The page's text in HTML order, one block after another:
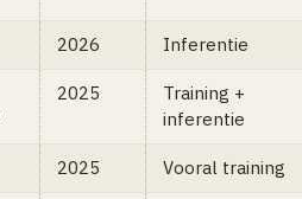
2026 Inferentie
2025
Training +
inferentie
2025 Vooral training